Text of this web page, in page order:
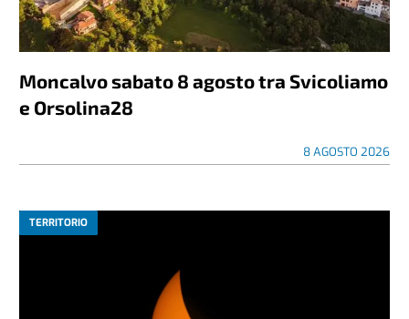
Moncalvo sabato 8 agosto tra Svicoliamo
e Orsolina28
8 AGOSTO 2026
TERRITORIO